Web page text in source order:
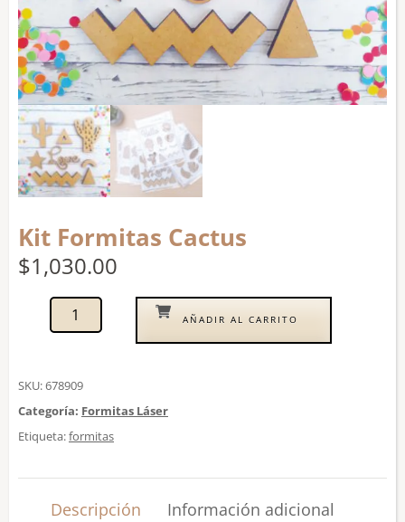
Kit Formitas Cactus
$1,030.00
AÑADIR AL CARRITO
SKU:678909
Categoría: Formitas Láser
Etiqueta:formitas
Descripción Información adicional